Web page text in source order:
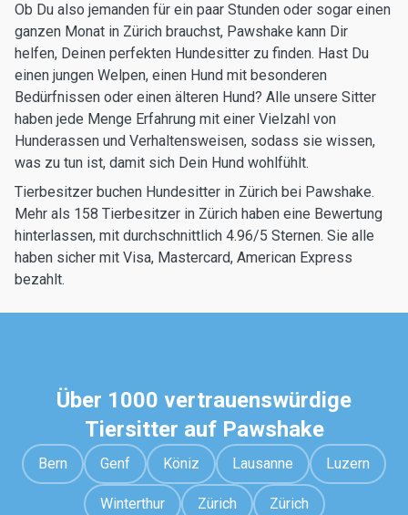
Ob Du also jemanden für ein paar Stunden oder sogar einen
ganzen Monat in Zürich brauchst, Pawshake kann Dir
helfen, Deinen perfekten Hundesitter zu finden. Hast Du
einen jungen Welpen, einen Hund mit besonderen
Bedürfnissen oder einen älteren Hund? Alle unsere Sitter
haben jede Menge Erfahrung mit einer Vielzahl von
Hunderassen und Verhaltensweisen, sodass sie wissen,
was zu tun ist, damit sich Dein Hund wohlfühlt.
Tierbesitzer buchen Hundesitter in Zürich bei Pawshake.
Mehr als 158 Tierbesitzer in Zürich haben eine Bewertung
hinterlassen, mit durchschnittlich 4.96/5 Sternen. Sie alle
haben sicher mit Visa, Mastercard, American Express
bezahlt.
Über 1000 vertrauenswürdige
Tiersitter auf Pawshake
Bern Genf Köniz Lausanne Luzern
Winterthur Zürich Zürich